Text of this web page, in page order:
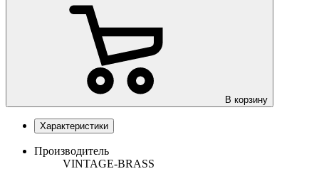
В корзину
Характеристики
Производитель
VINTAGE-BRASS